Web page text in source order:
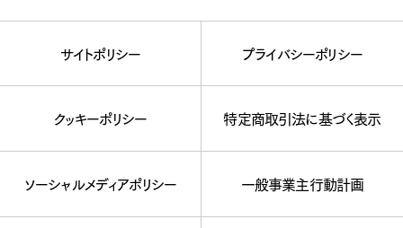
サイトポリシー プライバシーポリシー
クッキーポリシー 特定商取引法に基づく表示
ソーシャルメディアポリシー 一般事業主行動計画